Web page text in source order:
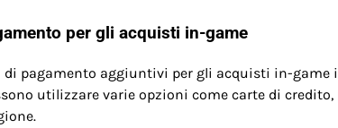
per gli acquisti in-game
pagamento aggiuntivi per gli acquisti in-game
utilizzare varie opzioni come carte di